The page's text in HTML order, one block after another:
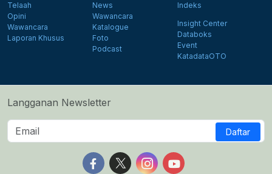
Telaah
Opini
Wawancara
Laporan Khusus
News
Wawancara
Katalogue
Foto
Podcast
Indeks
Insight Center
Databoks
Event
KatadataOTO
Langganan Newsletter
Daftar
Follow us on Facebook
Follow us on X
Follow us on Instagram
Follow us on